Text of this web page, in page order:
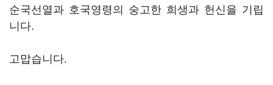
순국선열과 호국영령의 숭고한 희생과 헌신을 기립
니다.
고맙습니다.